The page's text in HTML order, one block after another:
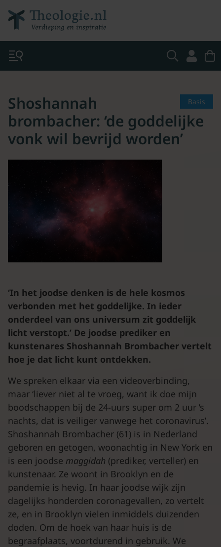
Basis
Shoshannah
brombacher: ‘de goddelijke
vonk wil bevrijd worden’
‘In het joodse denken is de hele kosmos
verbonden met het goddelijke. In ieder
onderdeel van ons universum zit goddelijk
licht verstopt.’ De joodse prediker en
kunstenares Shoshannah Brombacher vertelt
hoe je dat licht kunt ontdekken.
We spreken elkaar via een videoverbinding,
maar ‘liever niet al te vroeg, want ik doe mijn
boodschappen bij de 24-uurs super om 2 uur ’s
nachts, dat is veiliger vanwege het coronavirus’.
Shoshannah Brombacher (61) is in Nederland
geboren en getogen, woonachtig in New York en
is een joodse maggidah (prediker, verteller) en
kunstenaar. Ze woont in Brooklyn en de
pandemie is hevig. In haar joodse wijk zijn
dagelijks honderden coronagevallen, zo vertelt
ze, en in Brooklyn vielen inmiddels duizenden
doden. Om de hoek van haar huis is de
begraafplaats, voortdurend in gebruik. We